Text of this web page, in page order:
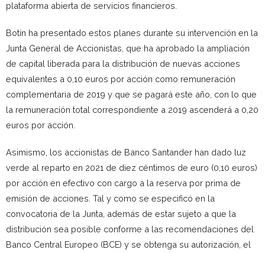
plataforma abierta de servicios financieros.
Botín ha presentado estos planes durante su intervención en la
Junta General de Accionistas, que ha aprobado la ampliación
de capital liberada para la distribución de nuevas acciones
equivalentes a 0,10 euros por acción como remuneración
complementaria de 2019 y que se pagará este año, con lo que
la remuneración total correspondiente a 2019 ascenderá a 0,20
euros por acción.
Asimismo, los accionistas de Banco Santander han dado luz
verde al reparto en 2021 de diez céntimos de euro (0,10 euros)
por acción en efectivo con cargo a la reserva por prima de
emisión de acciones. Tal y como se especificó en la
convocatoria de la Junta, además de estar sujeto a que la
distribución sea posible conforme a las recomendaciones del
Banco Central Europeo (BCE) y se obtenga su autorización, el